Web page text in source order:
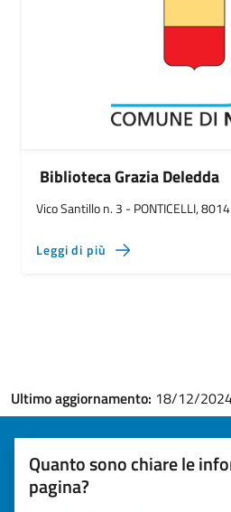
Biblioteca Grazia Deledda
Vico Santillo n. 3 - PONTICELLI,
Leggi di più
Ultimo aggiornamento: 18/12/
Quanto sono chiare le
pagina?